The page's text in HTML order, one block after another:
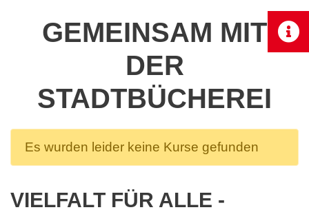
GEMEINSAM MIT
DER
STADTBÜCHEREI
Es wurden leider keine Kurse gefunden
VIELFALT FÜR ALLE -